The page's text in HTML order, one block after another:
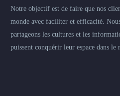
Notre objectif est de faire que nos
monde avec faciliter et efficacité.
partageons les cultures et les
puissent conquérir leur espace dans le